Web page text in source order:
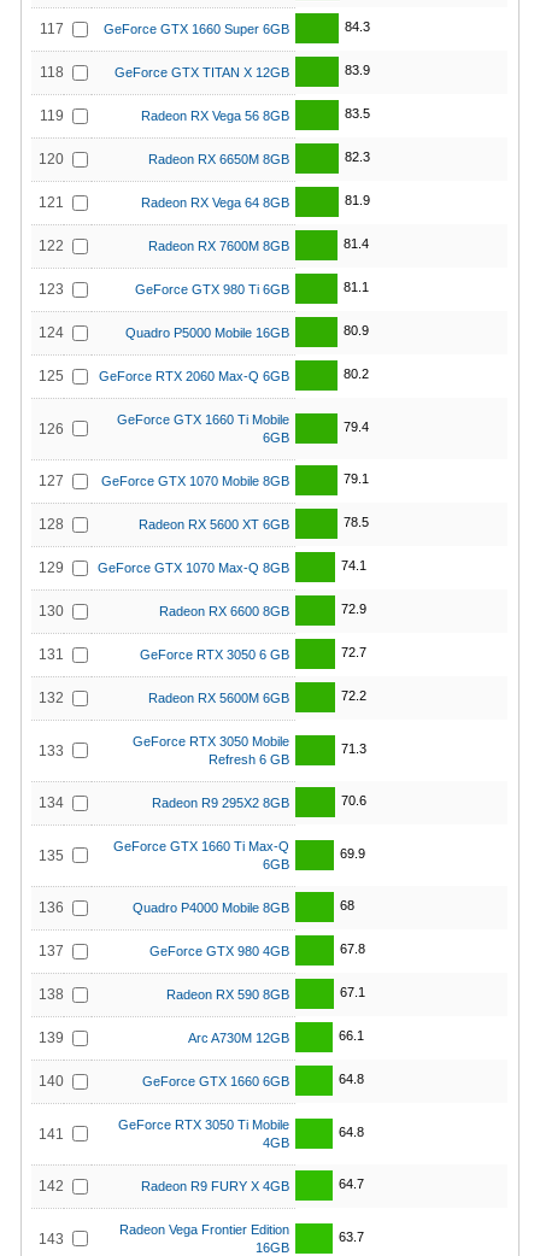
117 GeForce GTX 1660 Super 6GB 84.3
118 GeForce GTX TITAN X 12GB 83.9
119 Radeon RX Vega 56 8GB 83.5
120 Radeon RX 6650M 8GB 82.3
121 Radeon RX Vega 64 8GB 81.9
122 Radeon RX 7600M 8GB 81.4
123 GeForce GTX 980 Ti 6GB 81.1
124 Quadro P5000 Mobile 16GB 80.9
125 GeForce RTX 2060 Max-Q 6GB 80.2
126
GeForce GTX 1660 Ti Mobile
6GB
79.4
127 GeForce GTX 1070 Mobile 8GB 79.1
128 Radeon RX 5600 XT 6GB 78.5
129 GeForce GTX 1070 Max-Q 8GB 74.1
130 Radeon RX 6600 8GB 72.9
131 GeForce RTX 3050 6 GB 72.7
132 Radeon RX 5600M 6GB 72.2
133
GeForce RTX 3050 Mobile
Refresh 6 GB
71.3
134 Radeon R9 295X2 8GB 70.6
135
GeForce GTX 1660 Ti Max-Q
6GB
69.9
136 Quadro P4000 Mobile 8GB 68
137 GeForce GTX 980 4GB 67.8
138 Radeon RX 590 8GB 67.1
139 Arc A730M 12GB 66.1
140 GeForce GTX 1660 6GB 64.8
141
GeForce RTX 3050 Ti Mobile
4GB
64.8
142 Radeon R9 FURY X 4GB 64.7
143
Radeon Vega Frontier Edition
16GB
63.7